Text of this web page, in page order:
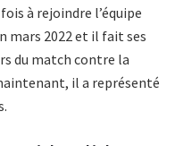
à rejoindre l’équipe
mars 2022 et il fait ses
du match contre la
il a représenté